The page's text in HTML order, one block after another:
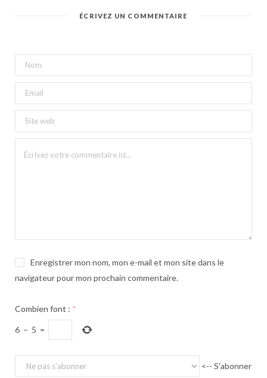
ÉCRIVEZ UN COMMENTAIRE
Enregistrer mon nom, mon e-mail et mon site dans le
navigateur pour mon prochain commentaire.
Combien font : *
6 − 5 =
<-- S'abonner